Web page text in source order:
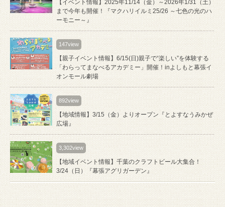
【イベント情報】2025年11/14（金）～2026年1/31（土）
まで今年も開催！『マクハリイルミ25/26 ～七色の光のハ
ーモニー～』
147view
【親子イベント情報】6/15(日)親子で“楽しい”を体験する
「わらってまなべるアカデミー」開催！inよしもと幕張イ
オンモール劇場
892view
【地域情報】3/15（金）よりオープン『とよすなうみかぜ
広場』
3,302view
【地域イベント情報】千葉のクラフトビール大集合！
3/24（日）『幕張アグリガーデン』